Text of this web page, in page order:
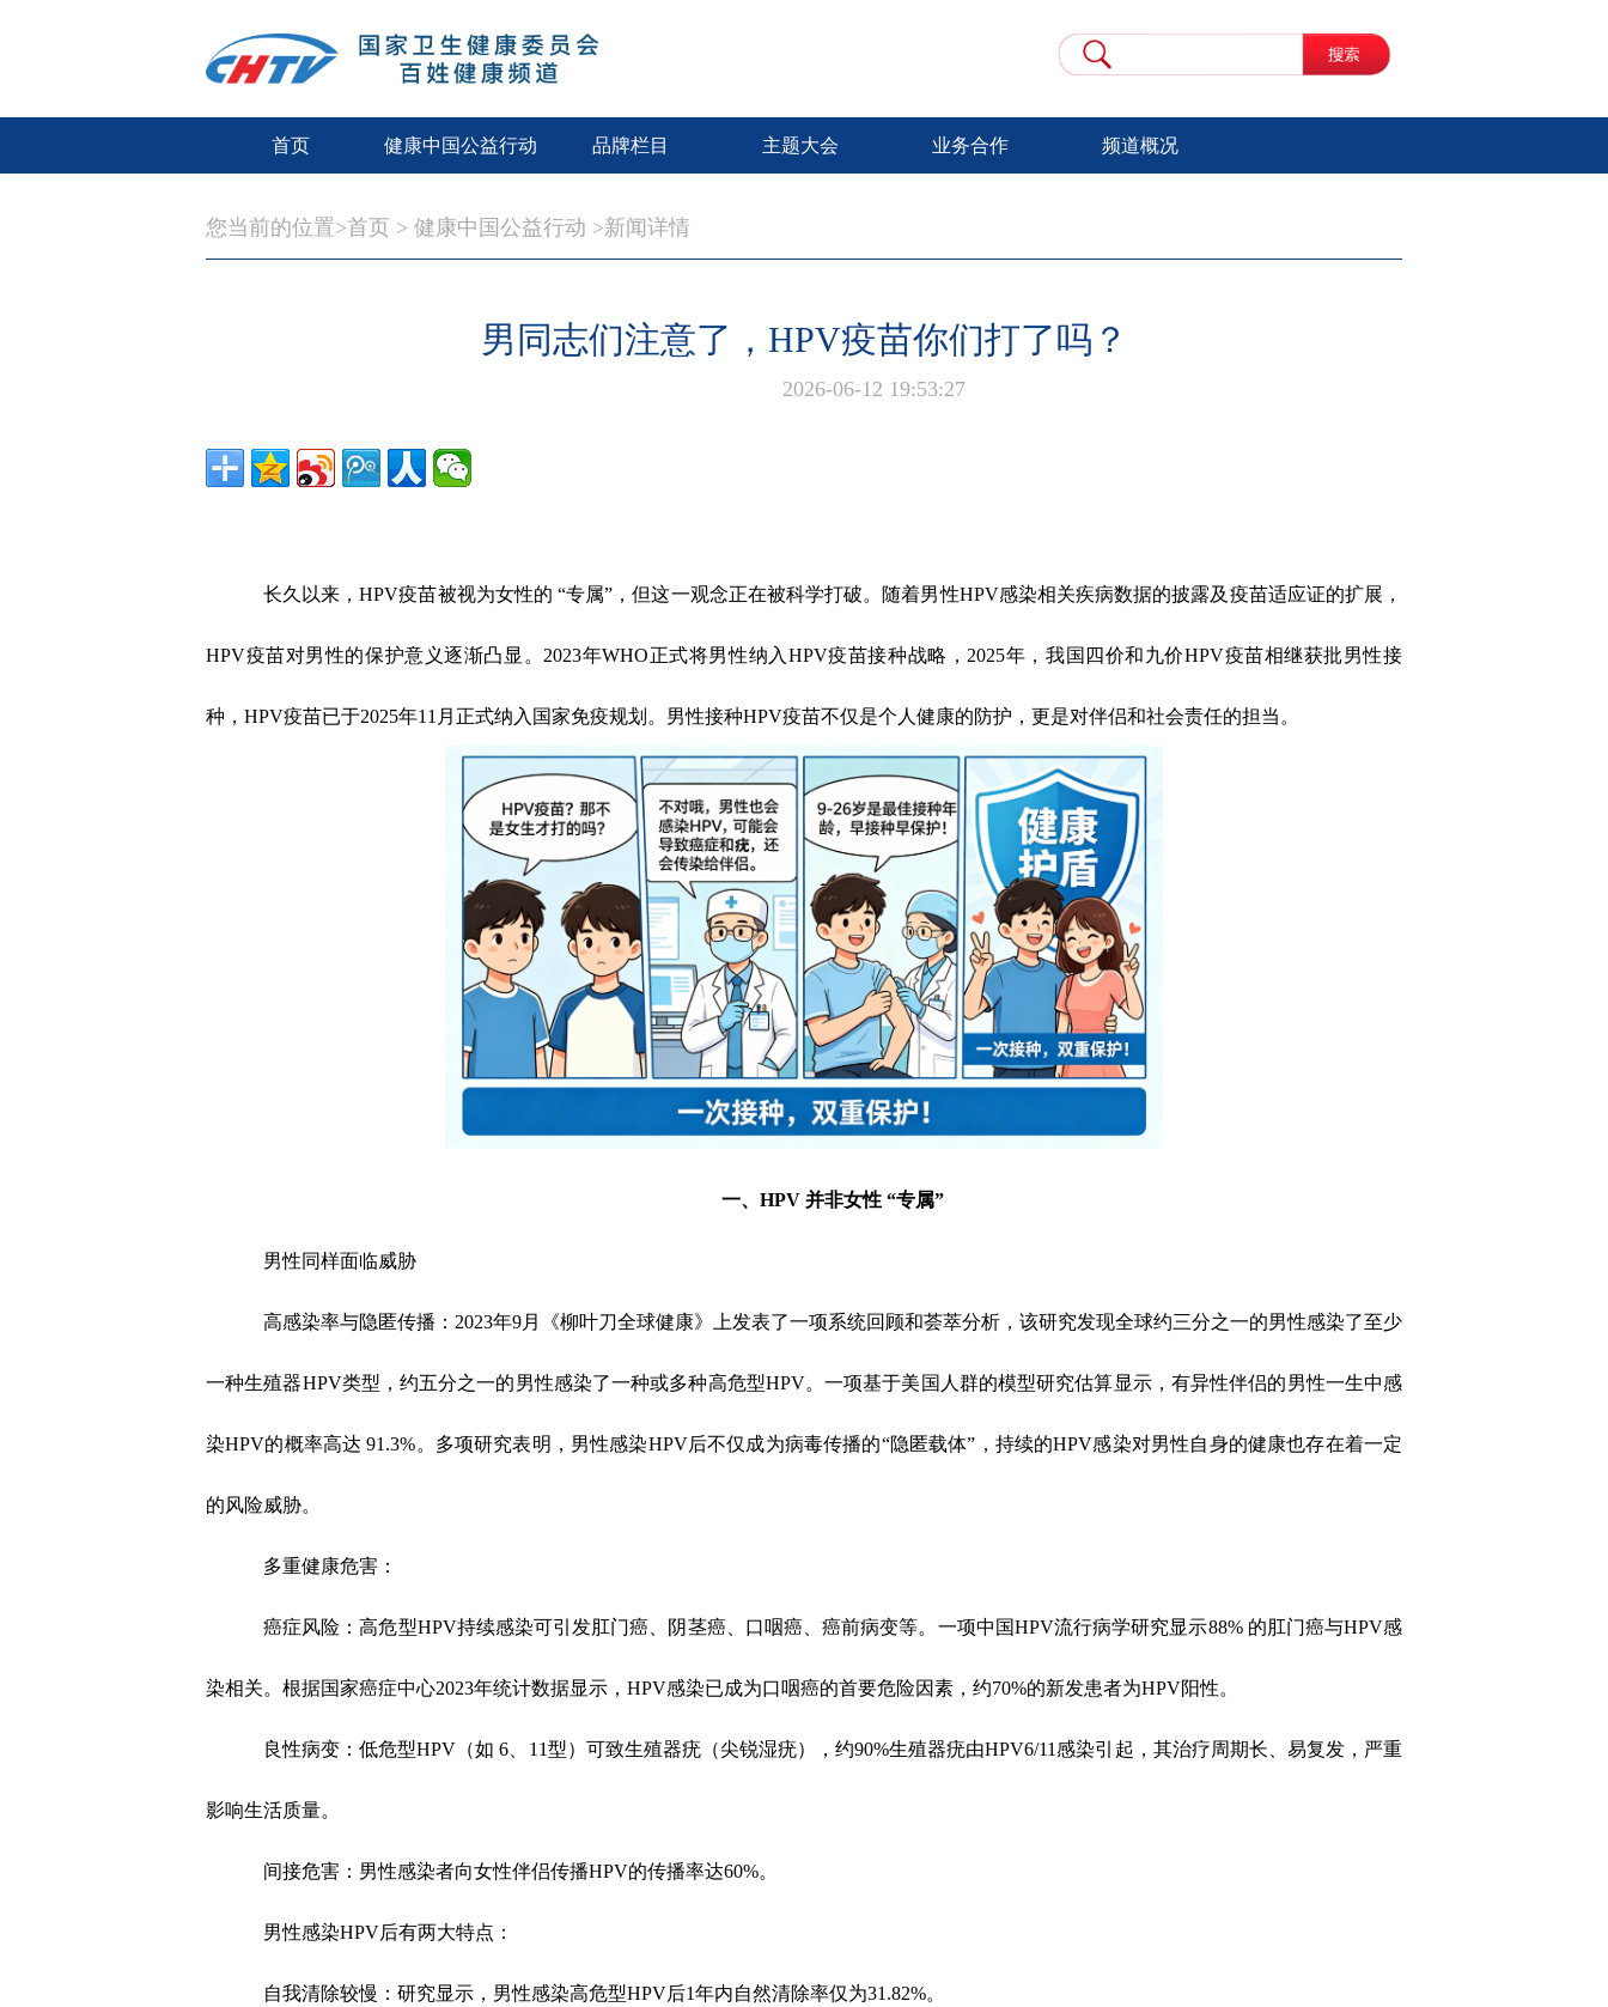
首页 健康中国公益行动 品牌栏目 主题大会 业务合作 频道概况
您当前的位置>首页 > 健康中国公益行动 >新闻详情
男同志们注意了，HPV疫苗你们打了吗？
2026-06-12 19:53:27
长久以来，HPV疫苗被视为女性的“专属” ，但这一观念正在被科学打破。 随着男性HPV感染相关疾病数据的披露及疫苗适应证的扩展，
HPV疫苗对男性的保护意义逐渐凸显 。 2023年WHO正式将男性纳入 HPV疫苗接种战略， 2025年， 我国四价和九价HPV疫苗相继获批男性接
种 ， HPV疫苗已于2025年11 月正式纳入国家免疫规划。 男性接种HPV疫苗不仅是个人健康的防护，更是对伴侣和社会责任的担当。
一、 HPV 并非女性 “专属”
男性同样面临威胁
高感染率与隐匿传播：2023年9月《柳叶刀全球健康》上发表了一项系统回顾和荟萃分析，该研究发现全球约三分之一的男性感染了至少
一种生殖器HPV类型，约五分之一的男性感染了一种或多种高危型HPV。一项基于美国人群的模型研究估算显示，有异性伴侣的男性一生中感
染HPV的概率高达91.3%。多项研究表明，男性感染HPV后不仅成为病毒传播的“隐匿载体” ，持续的HPV感染对男性自身的健康也存在着一定
的风险威胁。
多重健康危害：
癌症风险：高危型HPV持续感染可引发肛门癌、阴茎癌、口咽癌、癌前病变等。一项中国HPV流行病学研究显示88% 的肛门癌与HPV感
染相关。根据国家癌症中心2023年统计数据显示， HPV感染已成为口咽癌的首要危险因素，约70%的新发患者为HPV阳性。
良性病变：低危型HPV （如6 11型）可致生殖器疣（尖锐湿疣），约90%生殖器疣由HPV6/11感染引起，其治疗周期长、易复发，严重
影响生活质量。
间接危害：男性感染者向女性伴侣传播HPV的传播率达60%。
男性感染HPV后有两大特点：
自我清除较慢： 研究显示，男性感染高危型HPV后1年内自然清除率仅为31.82%。